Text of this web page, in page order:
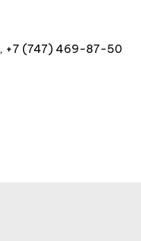
, +7 (747) 469-87-50